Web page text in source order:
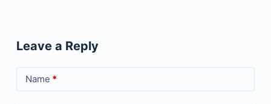
Leave a Reply
Name *